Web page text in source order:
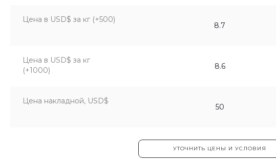
Цена в USD$ за кг (+500)
Цена в USD$ за кг
(+1000)
Цена накладной, USD$
9.8
8.7
8.6
50
УТОЧНИТЬ ЦЕНЫ И УСЛОВИЯ